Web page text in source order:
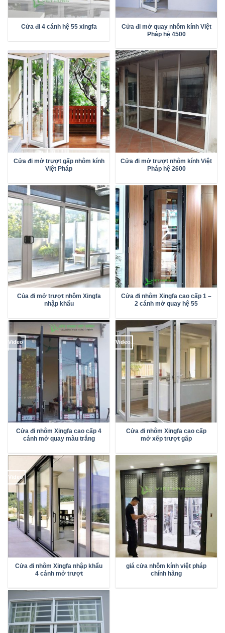
Cửa đi 4 cánh hệ 55 xingfa
Cửa đi mở quay nhôm kính Việt
Pháp hệ 4500
Cửa đi mở trượt gấp nhôm kính
Việt Pháp
Cửa đi mở trượt nhôm kính Việt
Pháp hệ 2600
Của đi mở trượt nhôm Xingfa
nhập khẩu
Cửa đi nhôm Xingfa cao cấp 1 –
2 cánh mở quay hệ 55
Video
Cửa đi nhôm Xingfa cao cấp 4
cánh mở quay màu trắng
Video
Cửa đi nhôm Xingfa cao cấp
mở xếp trượt gấp
Video
Cửa đi nhôm Xingfa nhập khẩu
4 cánh mở trượt
giá cửa nhôm kính việt pháp
chính hãng